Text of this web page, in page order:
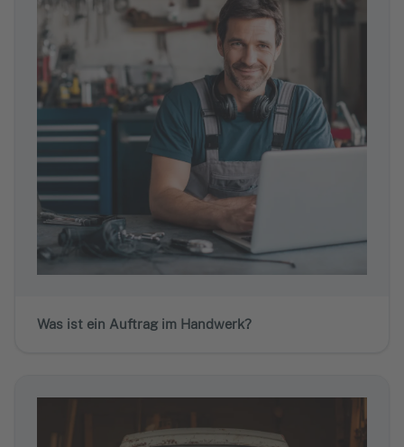
Was ist ein Auftrag im Handwerk?